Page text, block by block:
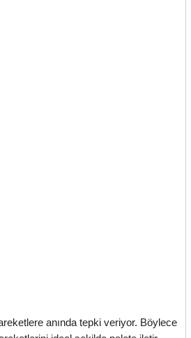
anında tepki veriyor. Böylece